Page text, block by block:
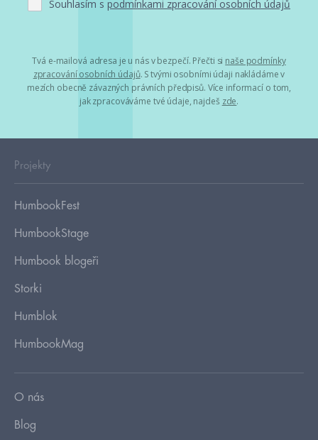
Souhlasím s podmínkami zpracování osobních údajů
Tvá e-mailová adresa je u nás v bezpečí. Přečti si naše podmínky
zpracování osobních údajů. S tvými osobními údaji nakládáme v
mezích obecně závazných právních předpisů. Více informací o tom,
jak zpracováváme tvé údaje, najdeš zde.
Projekty
HumbookFest
HumbookStage
Humbook blogeři
Storki
Humblok
HumbookMag
O nás
Blog